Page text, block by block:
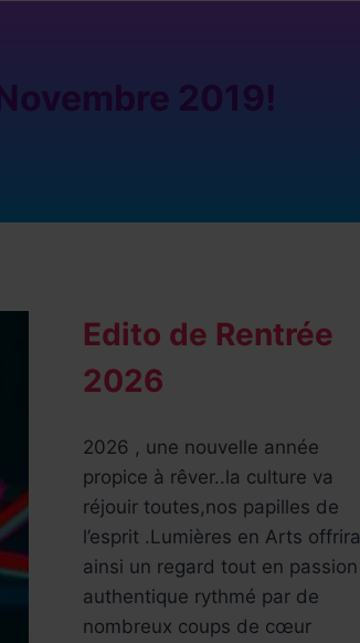
2019!
Edito de Rentrée
2026
2026 , une nouvelle année
propice à rêver..la culture va
réjouir toutes,nos papilles de
l’esprit .Lumières en Arts offrira
ainsi un regard tout en passion
authentique rythmé par de
nombreux coups de cœur